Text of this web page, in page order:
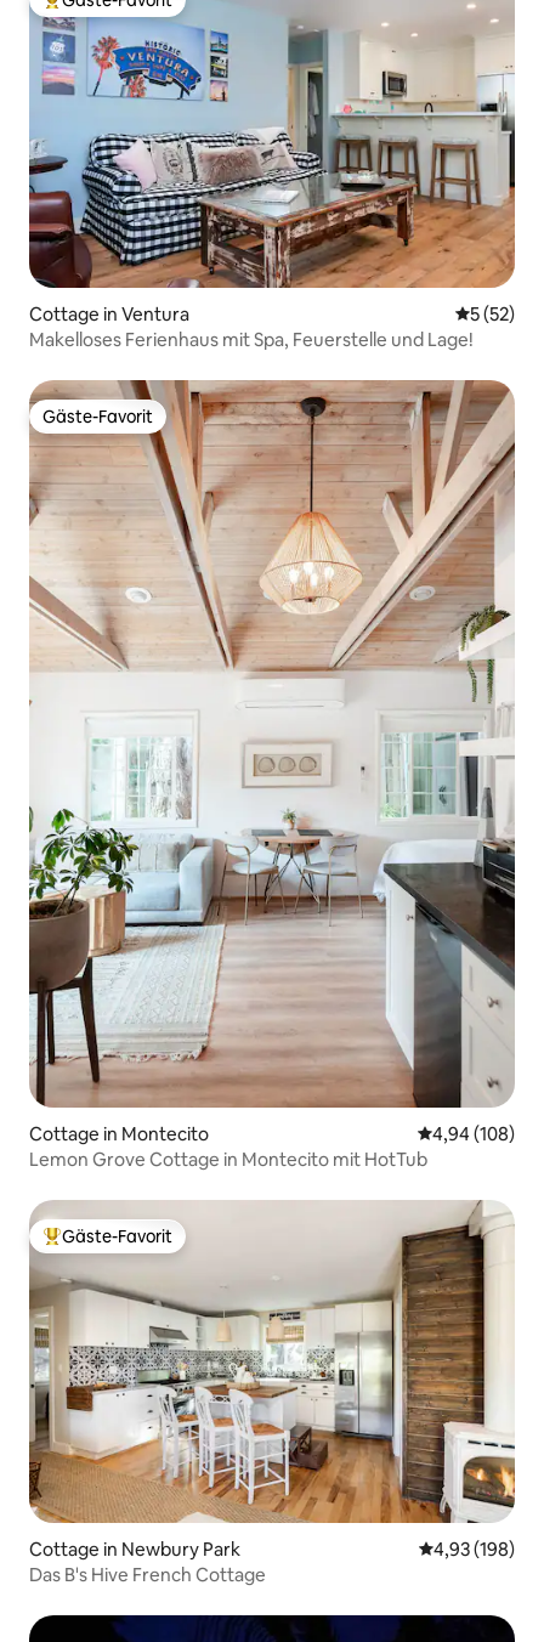
Beliebter Gäste-Favorit.
Cottage in Ventura
5 (52)
Makelloses Ferienhaus mit Spa, Feuerstelle und Lage!
Gäste-Favorit
Gäste-Favorit
Cottage in Montecito
4,94 (108)
Lemon Grove Cottage in Montecito mit HotTub
Beliebter Gäste-Favorit.
Gäste-Favorit
Cottage in Newbury Park
4,93 (198)
Das B's Hive French Cottage